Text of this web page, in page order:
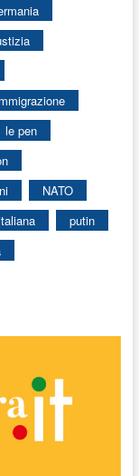
le pen
NATO
putin